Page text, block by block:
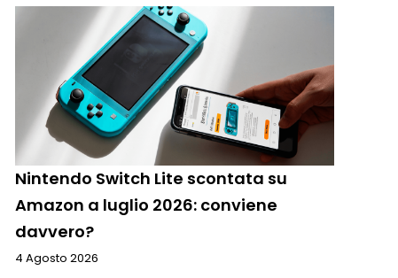
Nintendo Switch Lite scontata su
Amazon a luglio 2026: conviene
davvero?
4 Agosto 2026